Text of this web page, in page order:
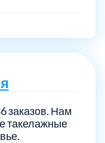
заказов. Нам
такелажные